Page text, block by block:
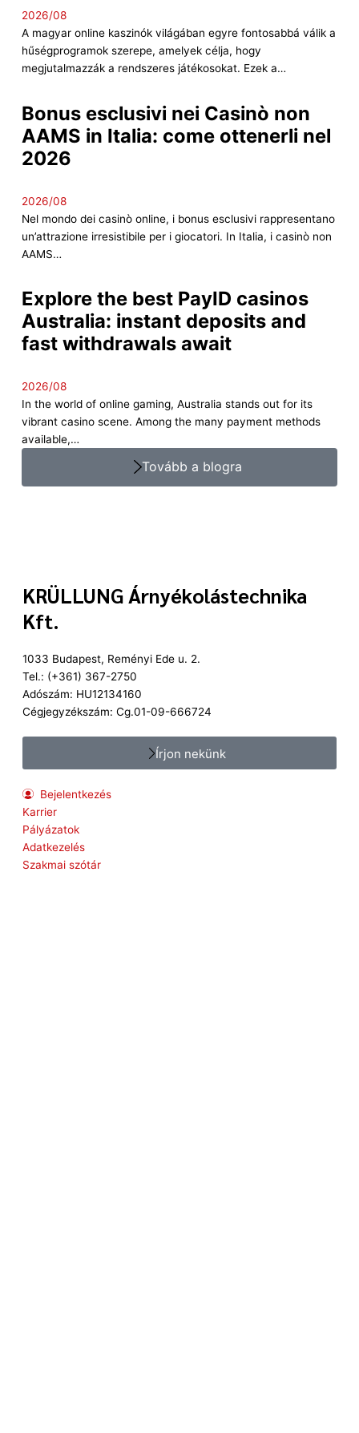
2026/08
A magyar online kaszinók világában egyre fontosabbá válik a
hűségprogramok szerepe, amelyek célja, hogy
megjutalmazzák a rendszeres játékosokat. Ezek a…
Bonus esclusivi nei Casinò non
AAMS in Italia: come ottenerli nel
2026
2026/08
Nel mondo dei casinò online, i bonus esclusivi rappresentano
un’attrazione irresistibile per i giocatori. In Italia, i casinò non
AAMS…
Explore the best PayID casinos
Australia: instant deposits and
fast withdrawals await
2026/08
In the world of online gaming, Australia stands out for its
vibrant casino scene. Among the many payment methods
available,…
Tovább a blogra
KRÜLLUNG Árnyékolástechnika
Kft.
1033 Budapest, Reményi Ede u. 2.
Tel.: (+361) 367-2750
Adószám: HU12134160
Cégjegyzékszám: Cg.01-09-666724
Írjon nekünk
Bejelentkezés
Karrier
Pályázatok
Adatkezelés
Szakmai szótár